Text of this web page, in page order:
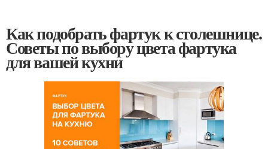
Как подобрать фартук к столешнице.
Советы по выбору цвета фартука
для вашей кухни